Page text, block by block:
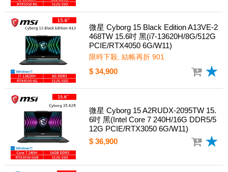
微星 Cyborg 15 Black Edition A13VE-2
468TW 15.6吋 黑(i7-13620H/8G/512G
PCIE/RTX4050 6G/W11)
限時下殺, 結帳再折 901
$ 34,900
微星 Cyborg 15 A2RUDX-2095TW 15.
6吋 黑(Intel Core 7 240H/16G DDR5/5
12G PCIE/RTX3050 6G/W11)
$ 36,900